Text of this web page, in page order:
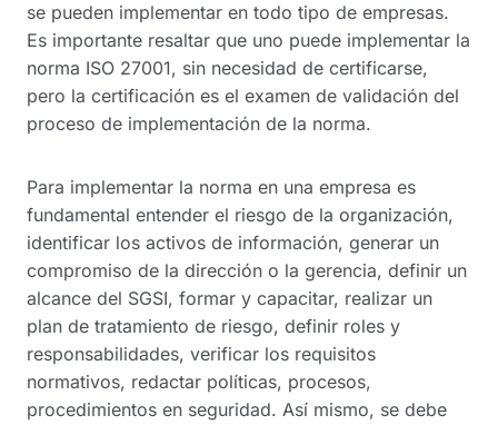
se pueden implementar en todo tipo de empresas.
Es importante resaltar que uno puede implementar la
norma ISO 27001, sin necesidad de certificarse,
pero la certificación es el examen de validación del
proceso de implementación de la norma.
Para implementar la norma en una empresa es
fundamental entender el riesgo de la organización,
identificar los activos de información, generar un
compromiso de la dirección o la gerencia, definir un
alcance del SGSI, formar y capacitar, realizar un
plan de tratamiento de riesgo, definir roles y
responsabilidades, verificar los requisitos
normativos, redactar políticas, procesos,
procedimientos en seguridad. Así mismo, se debe